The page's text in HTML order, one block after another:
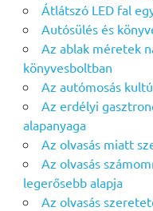
Átlátszó LED fal
Autósülés és
Az ablak méretek
könyvesboltban
Az autómosás
Az erdélyi
alapanyaga
Az olvasás miatt
Az olvasás
legerősebb alapja
Az olvasás